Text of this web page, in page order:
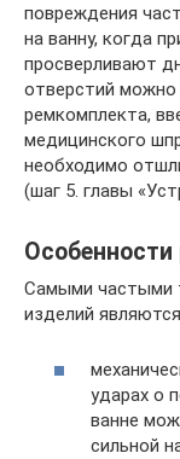
повреждения
на ванну, когда
просверливают
отверстий можно
ремкомплекта,
медицинского
необходимо
(шаг 5. главы
Самыми частыми
изделий
ударах о
ванне
сильной